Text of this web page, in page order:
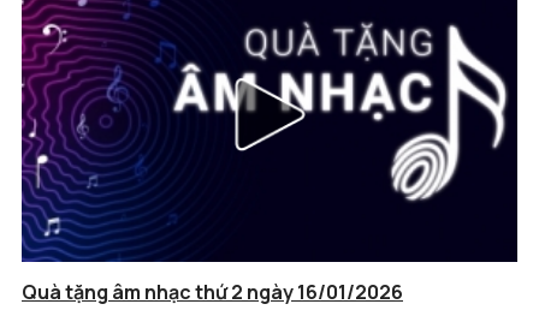
Quà tặng âm nhạc thứ 2 ngày 16/01/2026